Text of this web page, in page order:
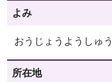
よみ
おうじょうようしゅう
所在地